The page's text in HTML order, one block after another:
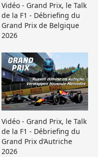
Vidéo - Grand Prix, le Talk
de la F1 - Débriefing du
Grand Prix de Belgique
2026
Vidéo - Grand Prix, le Talk
de la F1 - Débriefing du
Grand Prix d’Autriche
2026